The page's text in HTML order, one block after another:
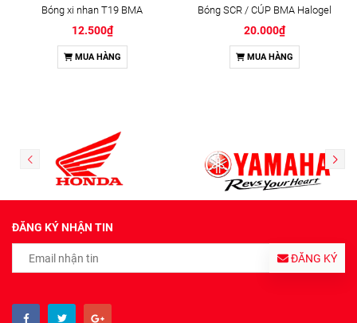
Bóng xi nhan T19 BMA
12.500₫
MUA HÀNG
Bóng SCR / CÚP BMA Halogel
20.000₫
MUA HÀNG
ĐĂNG KÝ NHẬN TIN
ĐĂNG KÝ